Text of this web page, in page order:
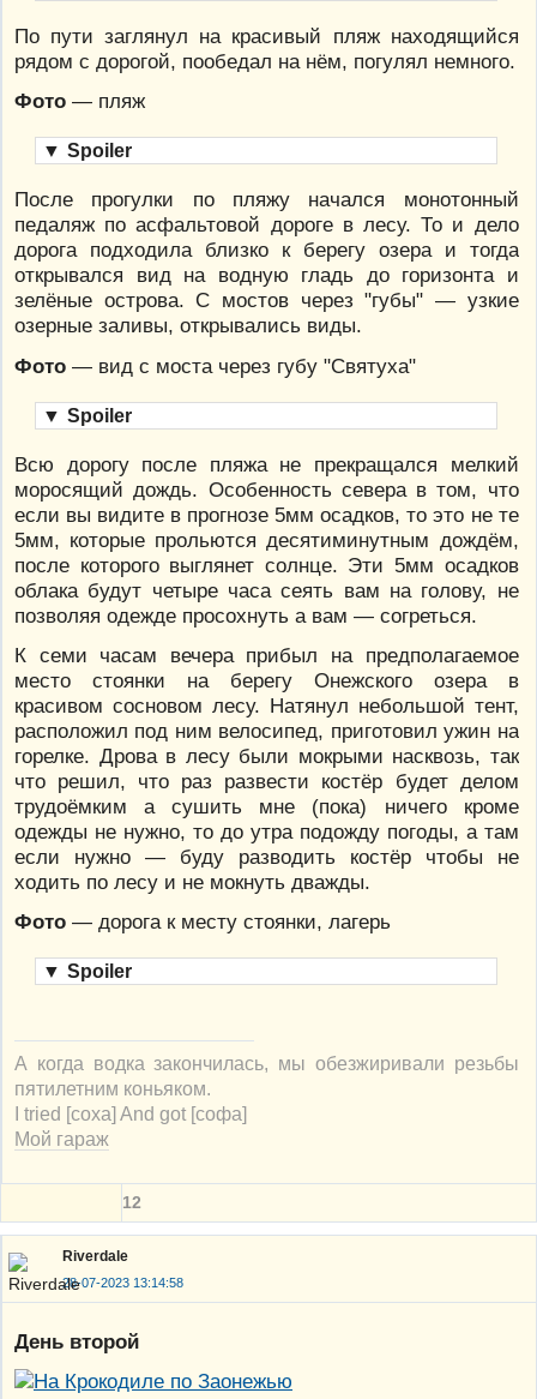
По пути заглянул на красивый пляж находящийся
рядом с дорогой, пообедал на нём, погулял немного.
Фото — пляж
▼ Spoiler
После прогулки по пляжу начался монотонный
педаляж по асфальтовой дороге в лесу. То и дело
дорога подходила близко к берегу озера и тогда
открывался вид на водную гладь до горизонта и
зелёные острова. С мостов через "губы" — узкие
озерные заливы, открывались виды.
Фото — вид с моста через губу "Святуха"
▼ Spoiler
Всю дорогу после пляжа не прекращался мелкий
моросящий дождь. Особенность севера в том, что
если вы видите в прогнозе 5мм осадков, то это не те
5мм, которые прольются десятиминутным дождём,
после которого выглянет солнце. Эти 5мм осадков
облака будут четыре часа сеять вам на голову, не
позволяя одежде просохнуть а вам — согреться.
К семи часам вечера прибыл на предполагаемое
место стоянки на берегу Онежского озера в
красивом сосновом лесу. Натянул небольшой тент,
расположил под ним велосипед, приготовил ужин на
горелке. Дрова в лесу были мокрыми насквозь, так
что решил, что раз развести костёр будет делом
трудоёмким а сушить мне (пока) ничего кроме
одежды не нужно, то до утра подожду погоды, а там
если нужно — буду разводить костёр чтобы не
ходить по лесу и не мокнуть дважды.
Фото — дорога к месту стоянки, лагерь
▼ Spoiler
А когда водка закончилась, мы обезжиривали резьбы
пятилетним коньяком.
I tried [соха] And got [софа]
Мой гараж
12
Riverdale
28-07-2023 13:14:58
День второй